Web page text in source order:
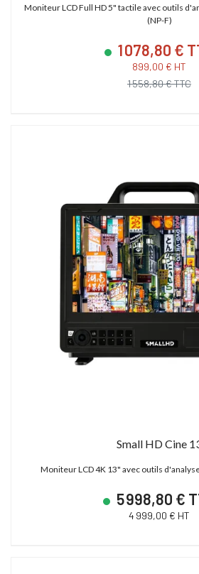
Moniteur LCD Full HD 5" tactile avec outils
(NP-F)
1 078,80 €
899,00 € HT
1 558,80 € TTC
Small HD Cine
Moniteur LCD 4K 13" avec outils
5 998,80 €
4 999,00 € HT